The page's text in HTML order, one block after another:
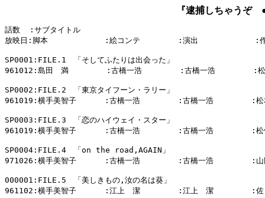
『逮捕しちゃうぞ
話数  :サブタイトル
放映日:脚本            :絵コンテ        :演出            :作
SP0001:FILE.1　「そしてふたりは出会った」
961012:島田　満        :古橋一浩        :古橋一浩        :松
SP0002:FILE.2　「東京タイフーン・ラリー」
961019:横手美智子      :古橋一浩        :古橋一浩        :松
SP0003:FILE.3　「恋のハイウェイ・スター」
961019:横手美智子      :古橋一浩        :古橋一浩        :松
SP0004:FILE.4　「on the road,AGAIN」
971026:横手美智子      :古橋一浩        :古橋一浩        :山
000001:FILE.5　「美しきもの,汝の名は葵」
961102:横手美智子      :江上　潔        :江上　潔        :佐